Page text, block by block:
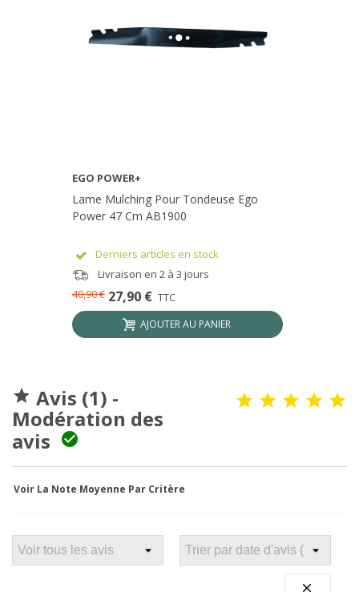
EGO POWER+
Lame Mulching Pour Tondeuse Ego
Power 47 Cm AB1900
Derniers articles en stock
Livraison en 2 à 3 jours
27,90 € TTC
40,90 €
AJOUTER AU PANIER
 Avis (1) -
Modération des
avis

Voir La Note Moyenne Par Critère
